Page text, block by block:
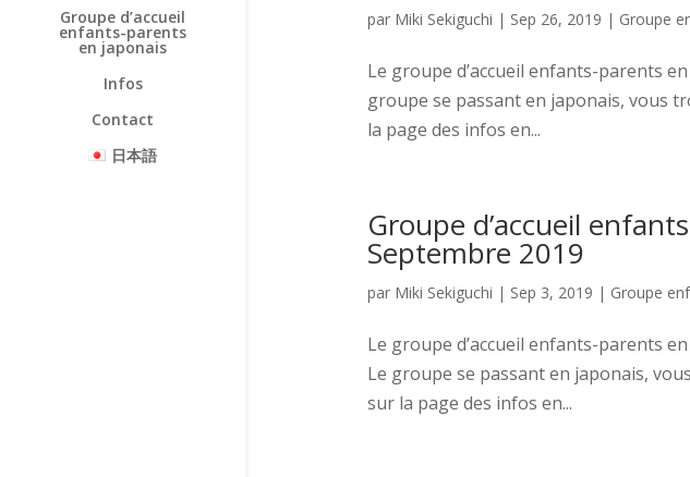
Groupe d’accueil
enfants-parents
en japonais
Infos
Contact
日本語
par Miki Sekiguchi | Sep 26, 2019 | Groupe
Le groupe d’accueil enfants-parents
groupe se passant en japonais, vous
la page des infos en...
Groupe d’accueil
Septembre 2019
par Miki Sekiguchi | Sep 3, 2019 | Groupe
Le groupe d’accueil enfants-parents
Le groupe se passant en japonais,
sur la page des infos en...